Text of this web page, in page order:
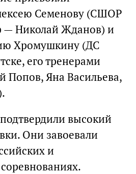
Семенову (СШОР
— Николай Жданов) и
Хромушкину (ДС
его тренерами
Попов, Яна Васильева,
высокий
Они завоевали
и